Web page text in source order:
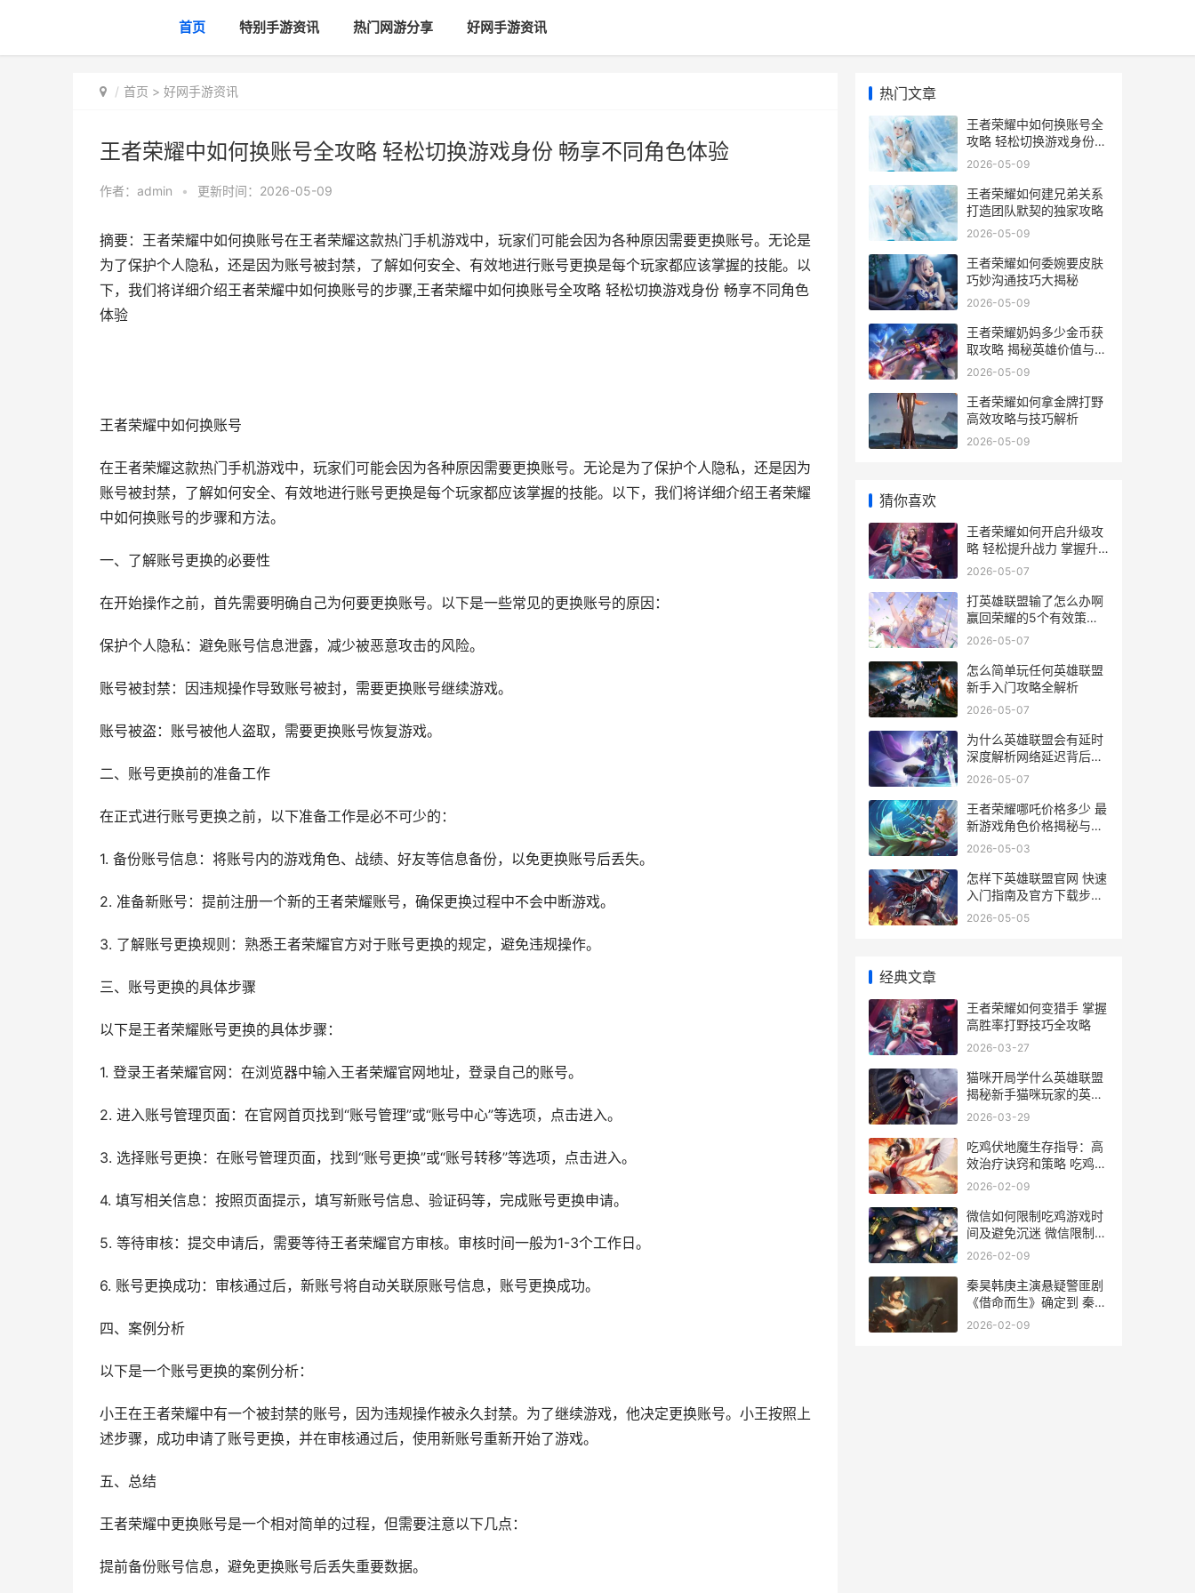
首页 特别手游资讯 热门网游分享 好网手游资讯
首页 > 好网手游资讯
王者荣耀中如何换账号全攻略 轻松切换游戏身份 畅享不同角色体验
作者： admin • 更新时间：2026-05-09
摘要：王者荣耀中如何换账号在王者荣耀这款热门手机游戏中，玩家们可能会因为各种原因需要更换账号。无论是
为了保护个人隐私，还是因为账号被封禁，了解如何安全、有效地进行账号更换是每个玩家都应该掌握的技能。以
下，我们将详细介绍王者荣耀中如何换账号的步骤,王者荣耀中如何换账号全攻略 轻松切换游戏身份 畅享不同角色
体验
王者荣耀中如何换账号
在王者荣耀这款热门手机游戏中，玩家们可能会因为各种原因需要更换账号。无论是为了保护个人隐私，还是因为
账号被封禁，了解如何安全、有效地进行账号更换是每个玩家都应该掌握的技能。以下，我们将详细介绍王者荣耀
中如何换账号的步骤和方法。
一、了解账号更换的必要性
在开始操作之前，首先需要明确自己为何要更换账号。以下是一些常见的更换账号的原因：
保护个人隐私：避免账号信息泄露，减少被恶意攻击的风险。
账号被封禁：因违规操作导致账号被封，需要更换账号继续游戏。
账号被盗：账号被他人盗取，需要更换账号恢复游戏。
二、账号更换前的准备工作
在正式进行账号更换之前，以下准备工作是必不可少的：
1. 备份账号信息：将账号内的游戏角色、战绩、好友等信息备份，以免更换账号后丢失。
2. 准备新账号：提前注册一个新的王者荣耀账号，确保更换过程中不会中断游戏。
3. 了解账号更换规则：熟悉王者荣耀官方对于账号更换的规定，避免违规操作。
三、账号更换的具体步骤
以下是王者荣耀账号更换的具体步骤：
1. 登录王者荣耀官网：在浏览器中输入王者荣耀官网地址，登录自己的账号。
2. 进入账号管理页面：在官网首页找到“账号管理”或“账号中心”等选项，点击进入。
3. 选择账号更换：在账号管理页面，找到“账号更换”或“账号转移”等选项，点击进入。
4. 填写相关信息：按照页面提示，填写新账号信息、验证码等，完成账号更换申请。
5. 等待审核：提交申请后，需要等待王者荣耀官方审核。审核时间一般为1-3个工作日。
6. 账号更换成功：审核通过后，新账号将自动关联原账号信息，账号更换成功。
四、案例分析
以下是一个账号更换的案例分析：
小王在王者荣耀中有一个被封禁的账号，因为违规操作被永久封禁。为了继续游戏，他决定更换账号。小王按照上
述步骤，成功申请了账号更换，并在审核通过后，使用新账号重新开始了游戏。
五、总结
王者荣耀中更换账号是一个相对简单的过程，但需要注意以下几点：
提前备份账号信息，避免更换账号后丢失重要数据。
热门文章
王者荣耀中如何换账号全
攻略 轻松切换游戏身份
畅享不同角色体验
2026-05-09
王者荣耀如何建兄弟关系
打造团队默契的独家攻略
2026-05-09
王者荣耀如何委婉要皮肤
巧妙沟通技巧大揭秘
2026-05-09
王者荣耀奶妈多少金币获
取攻略 揭秘英雄价值与金
币投入比例
2026-05-09
王者荣耀如何拿金牌打野
高效攻略与技巧解析
2026-05-09
猜你喜欢
王者荣耀如何开启升级攻
略 轻松提升战力 掌握升
级秘籍
2026-05-07
打英雄联盟输了怎么办啊
赢回荣耀的5个有效策略
解析
2026-05-07
怎么简单玩任何英雄联盟
新手入门攻略全解析
2026-05-07
为什么英雄联盟会有延时
深度解析网络延迟背后的
原因及解决方案
2026-05-07
王者荣耀哪吒价格多少 最
新游戏角色价格揭秘与购
买指南
2026-05-03
怎样下英雄联盟官网 快速
入门指南及官方下载步骤
解析
2026-05-05
经典文章
王者荣耀如何变猎手 掌握
高胜率打野技巧全攻略
2026-03-27
猫咪开局学什么英雄联盟
揭秘新手猫咪玩家的英雄
入门指南
2026-03-29
吃鸡伏地魔生存指导：高
效治疗诀窍和策略 吃鸡中
的伏地魔指的是哪种人
2026-02-09
微信如何限制吃鸡游戏时
间及避免沉迷 微信限制在
哪里设置
2026-02-09
秦昊韩庚主演悬疑警匪剧
《借命而生》确定到 秦昊
演的
2026-02-09